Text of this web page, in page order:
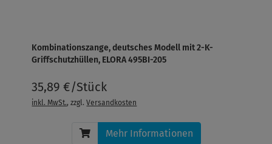
Kombinationszange, deutsches Modell mit 2-K-
Griffschutzhüllen, ELORA 495BI-205
35,89 €/Stück
inkl. MwSt., zzgl.Versandkosten
Mehr Informationen